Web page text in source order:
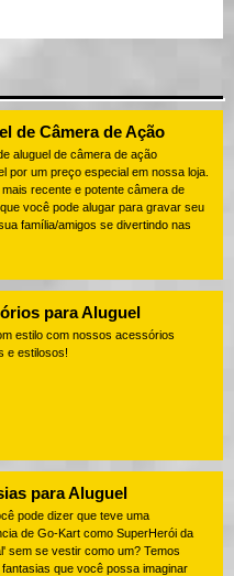
de Câmera de Ação
aluguel de câmera de ação
por um preço especial em nossa loja.
recente e potente câmera de
você pode alugar para gravar seu
família/amigos se divertindo nas
para Aluguel
estilo com nossos acessórios
e estilosos!
para Aluguel
pode dizer que teve uma
de Go-Kart como SuperHerói da
sem se vestir como um? Temos
que você possa imaginar